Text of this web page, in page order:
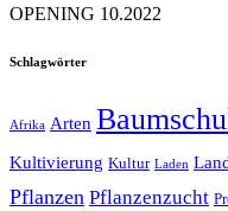
OPENING 10.2022
Schlagwörter
Afrika Arten
Kultivierung Kultur Laden
Pflanzen Pflanzenzucht